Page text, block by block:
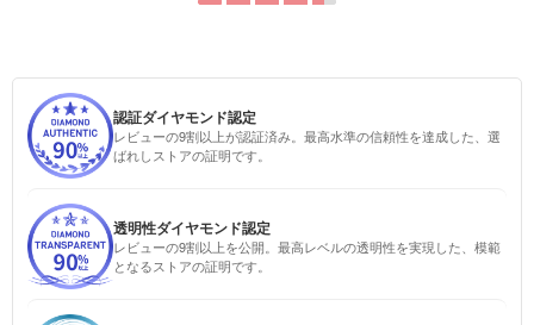
認証ダイヤモンド認定
レビューの9割以上が認証済み。最高水準の信頼性を達成した、選
ばれしストアの証明です。
透明性ダイヤモンド認定
レビューの9割以上を公開。最高レベルの透明性を実現した、模範
となるストアの証明です。